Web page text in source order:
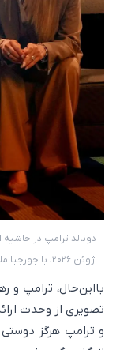
ژوئن ۲۰۲۶، با جورجیا ملونی گفتگو می‌کند/عکس از دفتر نخست‌وزیری ایتالیا
بااین‌حال، ترامپ و
تصویری از وحدت
و ترامپ هرگز